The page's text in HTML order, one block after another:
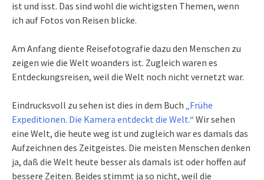
ist und isst. Das sind wohl die wichtigsten Themen, wenn
ich auf Fotos von Reisen blicke.
Am Anfang diente Reisefotografie dazu den Menschen zu
zeigen wie die Welt woanders ist. Zugleich waren es
Entdeckungsreisen, weil die Welt noch nicht vernetzt war.
Eindrucksvoll zu sehen ist dies in dem Buch „Frühe
Expeditionen. Die Kamera entdeckt die Welt.“ Wir sehen
eine Welt, die heute weg ist und zugleich war es damals das
Aufzeichnen des Zeitgeistes. Die meisten Menschen denken
ja, daß die Welt heute besser als damals ist oder hoffen auf
bessere Zeiten. Beides stimmt ja so nicht, weil die